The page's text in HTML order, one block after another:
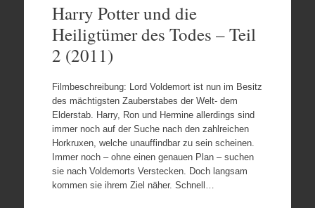
Harry Potter und die
Heiligtümer des Todes – Teil
2 (2011)
Filmbeschreibung: Lord Voldemort ist nun im Besitz
des mächtigsten Zauberstabes der Welt- dem
Elderstab. Harry, Ron und Hermine allerdings sind
immer noch auf der Suche nach den zahlreichen
Horkruxen, welche unauffindbar zu sein scheinen.
Immer noch – ohne einen genauen Plan – suchen
sie nach Voldemorts Verstecken. Doch langsam
kommen sie ihrem Ziel näher. Schnell…